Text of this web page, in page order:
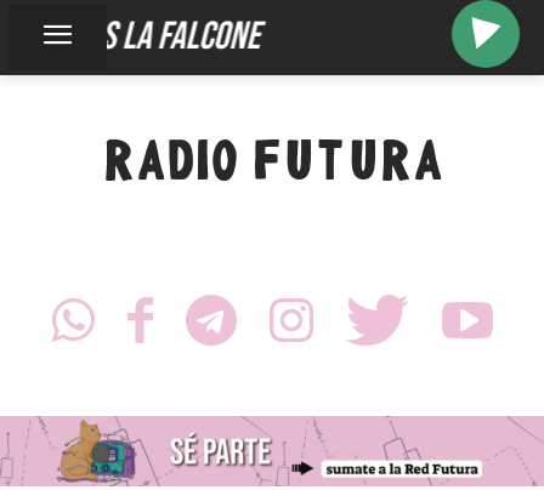
somos la falcone
RADIO FUTURA